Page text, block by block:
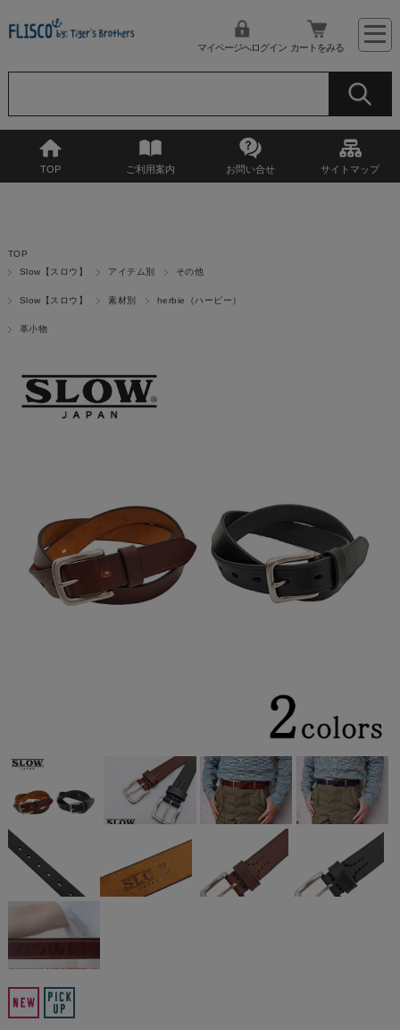
マイページへログイン カートをみる
TOP ご利用案内 お問い合せ サイトマップ
TOP
Slow【スロウ】
アイテム別 その他
Slow【スロウ】 素材別 herbie（ハービー）
革小物